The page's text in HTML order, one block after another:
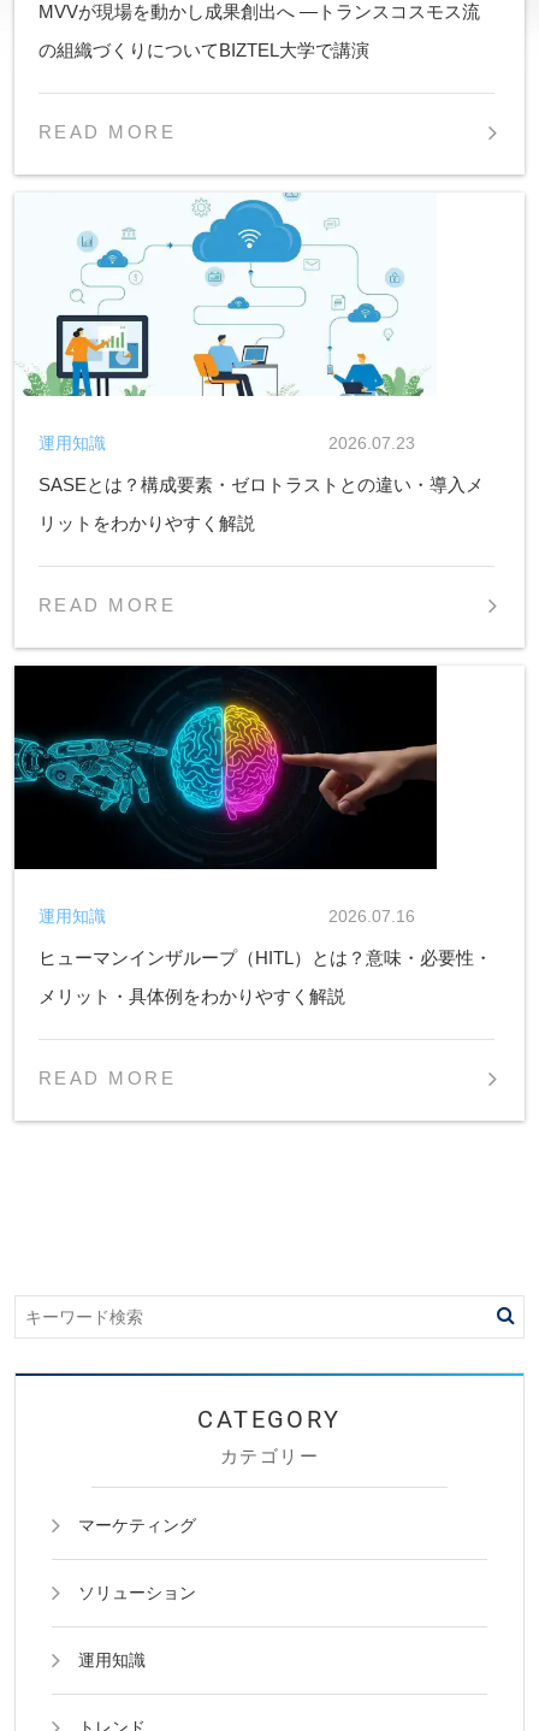
MVVが現場を動かし成果創出へ ―トランスコスモス流
の組織づくりについてBIZTEL大学で講演
READ MORE
SASEとは？構成要素・ゼロトラストとの違い・導入メ
リットをわかりやすく解説
2026.07.23
運用知識
READ MORE
ヒューマンインザループ（HITL）とは？意味・必要性・
メリット・具体例をわかりやすく解説
2026.07.16
運用知識
READ MORE
カテゴリー
マーケティング
ソリューション
運用知識